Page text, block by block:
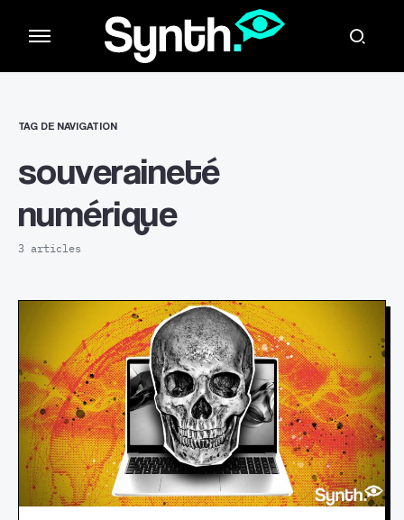
TAG DE NAVIGATION
souveraineté
numérique
3 articles